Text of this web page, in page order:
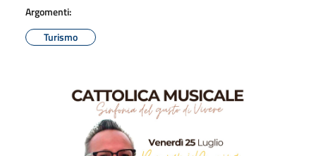
Argomenti:
Turismo